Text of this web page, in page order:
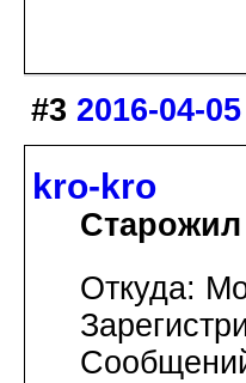
#3 2016-04-
kro-kro
Старожил
Откуда: